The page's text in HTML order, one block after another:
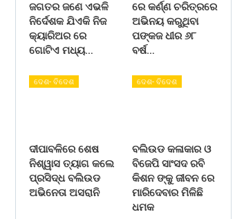
ଜଗତର ଜଣେ ଏଭଳି
ନିର୍ଦେଶକ ଯିଏକି ନିଜ
କ୍ୟାରିଅର ରେ
ଗୋଟିଏ ମଧ୍ୟ…
ରେ କର୍ଣ୍ଣ ଚରିତ୍ରରେ
ଅଭିନୟ କରୁଥିବା
ପଙ୍କଜ ଧୀର ୬୮
ବର୍ଷ…
ଦେଶ- ବିଦେଶ
ଦୀପାବଳିରେ ଶେଷ
ନିଶ୍ୱାସ ତ୍ୟାଗ କଲେ
ପ୍ରସିଦ୍ଧ ବଲିଉଡ
ଅଭିନେତା ଅସରାନି
ଦେଶ- ବିଦେଶ
ବଲିଉଡ କଳାକାର ଓ
ବିଜେପି ସାଂସଦ ରବି
କିଶନ ଙ୍କୁ ଜୀବନ ରେ
ମାରିଦେବାର ମିଳିଛି
ଧମକ